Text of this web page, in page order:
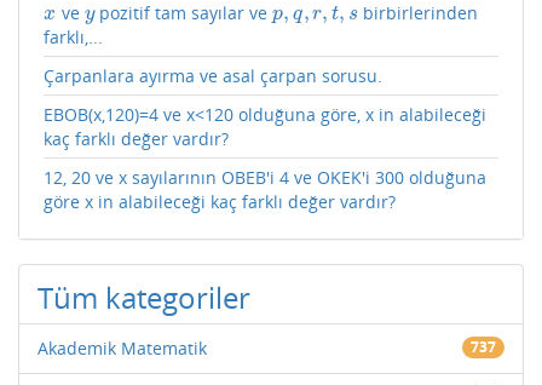
x
x ve y
ypozitif tam sayılar vep, q, r, t, s
p,q,r,t,s
birbirlerinden
farklı,...
Çarpanlara ayırma ve asal çarpan sorusu.
EBOB(x,120)=4 ve x<120 olduğuna göre, x in alabileceği
kaç farklı değer vardır?
12, 20 ve x sayılarının OBEB'i 4 ve OKEK'i 300 olduğuna
göre x in alabileceği kaç farklı değer vardır?
Tüm kategoriler
Akademik Matematik 737